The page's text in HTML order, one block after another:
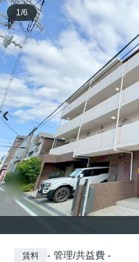
1/6
賃料 - 管理/共益費 -